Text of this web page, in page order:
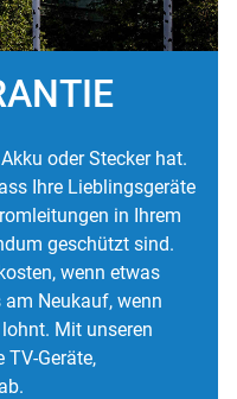
oder Stecker hat.
Ihre Lieblingsgeräte
in Ihrem
geschützt sind.
wenn etwas
Neukauf, wenn
Mit unseren
TV-Geräte,